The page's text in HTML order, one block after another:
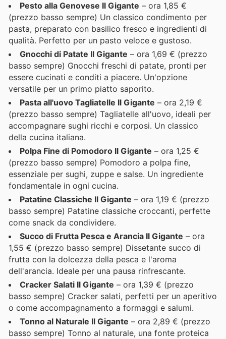
Pesto alla Genovese Il Gigante – ora 1,85 €
(prezzo basso sempre) Un classico condimento per
pasta, preparato con basilico fresco e ingredienti di
qualità. Perfetto per un pasto veloce e gustoso.
Gnocchi di Patate Il Gigante – ora 1,69 € (prezzo
basso sempre) Gnocchi freschi di patate, pronti per
essere cucinati e conditi a piacere. Un'opzione
versatile per un primo piatto saporito.
Pasta all'uovo Tagliatelle Il Gigante – ora 2,19 €
(prezzo basso sempre) Tagliatelle all'uovo, ideali per
accompagnare sughi ricchi e corposi. Un classico
della cucina italiana.
Polpa Fine di Pomodoro Il Gigante – ora 1,25 €
(prezzo basso sempre) Pomodoro a polpa fine,
essenziale per sughi, zuppe e salse. Un ingrediente
fondamentale in ogni cucina.
Patatine Classiche Il Gigante – ora 1,19 € (prezzo
basso sempre) Patatine classiche croccanti, perfette
come snack da condividere.
Succo di Frutta Pesca e Arancia Il Gigante – ora
1,55 € (prezzo basso sempre) Dissetante succo di
frutta con la dolcezza della pesca e l'aroma
dell'arancia. Ideale per una pausa rinfrescante.
Cracker Salati Il Gigante – ora 1,39 € (prezzo
basso sempre) Cracker salati, perfetti per un aperitivo
o come accompagnamento a formaggi e salumi.
Tonno al Naturale Il Gigante – ora 2,89 € (prezzo
basso sempre) Tonno al naturale, una fonte proteica